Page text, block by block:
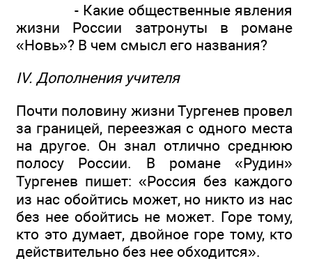
- Какие общественные явления
жизни России затронуты в романе
«Новь»? В чем смысл его названия?
IV. Дополнения учителя
Почти половину жизни Тургенев провел
за границей, переезжая с одного места
на другое. Он знал отлично среднюю
полосу России. В романе «Рудин»
Тургенев пишет: «Россия без каждого
из нас обойтись может, но никто из нас
без нее обойтись не может. Горе тому,
кто это думает, двойное горе тому, кто
действительно без нее обходится».